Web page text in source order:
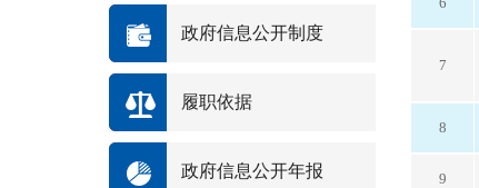
7
8
9
政府信息公开制度
履职依据
政府信息公开年报